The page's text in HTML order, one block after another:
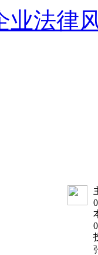
业法律